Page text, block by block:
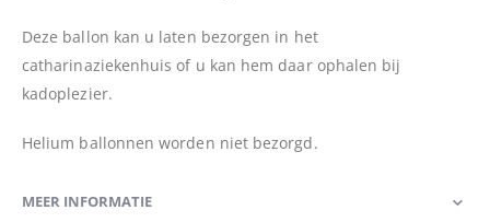
Deze ballon kan u laten bezorgen in het
catharinaziekenhuis of u kan hem daar ophalen bij
kadoplezier.
Helium ballonnen worden niet bezorgd.
MEER INFORMATIE